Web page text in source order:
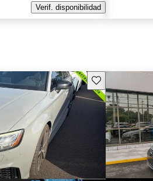
Verif. disponibilidad
Guarda este Aviso